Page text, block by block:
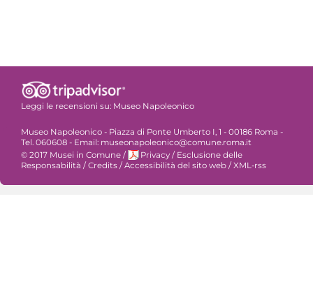
Leggi le recensioni su: Museo Napoleonico
Museo Napoleonico - Piazza di Ponte Umberto I, 1 - 00186 Roma -
Tel. 060608 - Email: museonapoleonico@comune.roma.it
© 2017 Musei in Comune / Privacy / Esclusione delle
Responsabilità /Credits /Accessibilità del sito web /XML-rss